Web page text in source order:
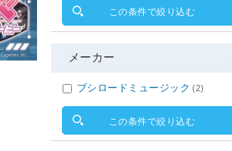
この条件で絞り込む
メーカー
ブシロードミュージック (2)
この条件で絞り込む